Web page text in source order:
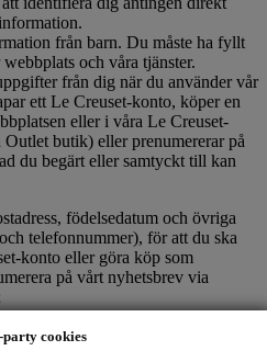
party cookies
från barn. Du måste ha fyllt
och våra tjänster.
från dig när du använder vår
ett Le Creuset-konto, köper en
eller i våra Le Creuset-
butik) eller prenumererar på
du begärt eller samtyckt till kan
födelsedatum och övriga
telefonnummer), för att du ska
konto eller göra köp som
på vårt nyhetsbrev via
exempelvis datum och klockslag
produkt- och